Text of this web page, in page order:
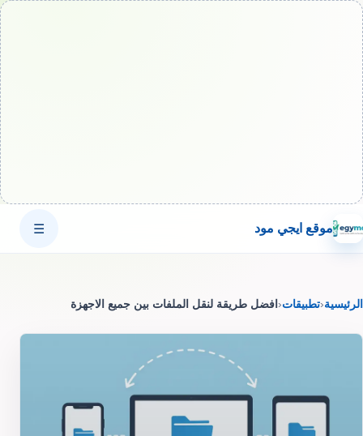
موقع ايجي مود ☰
الرئيسية‹تطبيقات‹ افضل طريقة لنقل الملفات بين جميع الاجهزة